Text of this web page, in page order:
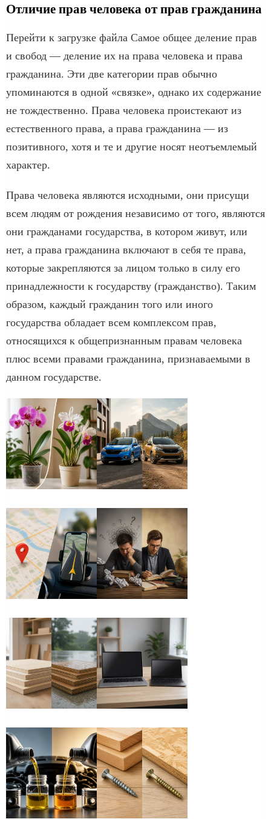
Отличие прав человека от прав гражданина
Перейти к загрузке файла Самое общее деление прав
и свобод — деление их на права человека и права
гражданина. Эти две категории прав обычно
упоминаются в одной «связке», однако их содержание
не тождественно. Права человека проистекают из
естественного права, а права гражданина — из
позитивного, хотя и те и другие носят неотъемлемый
характер.
Права человека являются исходными, они присущи
всем людям от рождения независимо от того, являются
они гражданами государства, в котором живут, или
нет, а права гражданина включают в себя те права,
которые закрепляются за лицом только в силу его
принадлежности к государству (гражданство). Таким
образом, каждый гражданин того или иного
государства обладает всем комплексом прав,
относящихся к общепризнанным правам человека
плюс всеми правами гражданина, признаваемыми в
данном государстве.